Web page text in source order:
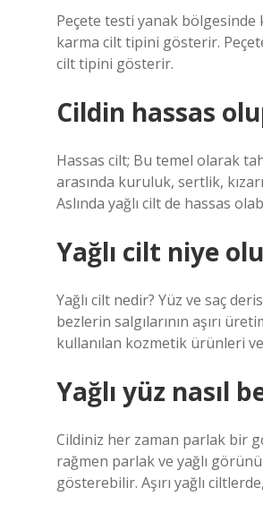
Peçete testi yanak
karma cilt tipini gösterir.
cilt tipini gösterir.
Cildin hassas
Hassas cilt; Bu temel olarak
arasında kuruluk, sertlik,
Aslında yağlı cilt de hassas
Yağlı cilt niye
Yağlı cilt nedir? Yüz ve saç
bezlerin salgılarının aşırı
kullanılan kozmetik ürünleri
Yağlı yüz nasıl
Cildiniz her zaman parlak bir
rağmen parlak ve yağlı
gösterebilir. Aşırı yağlı